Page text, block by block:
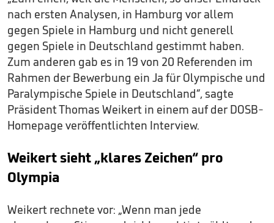
nach ersten Analysen, in Hamburg vor allem
gegen Spiele in Hamburg und nicht generell
gegen Spiele in Deutschland gestimmt haben.
Zum anderen gab es in 19 von 20 Referenden im
Rahmen der Bewerbung ein Ja für Olympische und
Paralympische Spiele in Deutschland“, sagte
Präsident Thomas Weikert in einem auf der DOSB-
Homepage veröffentlichten Interview.
Weikert sieht „klares Zeichen“ pro
Olympia
Weikert rechnete vor: „Wenn man jede